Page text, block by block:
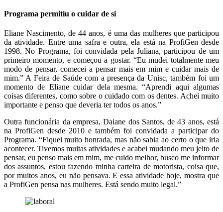
Programa permitiu o cuidar de si
Eliane Nascimento, de 44 anos, é uma das mulheres que participou
da atividade. Entre uma safra e outra, ela está na ProfiGen desde
1998. No Programa, foi convidada pela Juliana, participou de um
primeiro momento, e começou a gostar. “Eu mudei totalmente meu
modo de pensar, comecei a pensar mais em mim e cuidar mais de
mim.” A Feira de Saúde com a presença da Unisc, também foi um
momento de Eliane cuidar dela mesma. “Aprendi aqui algumas
coisas diferentes, como sobre o cuidado com os dentes. Achei muito
importante e penso que deveria ter todos os anos.”
Outra funcionária da empresa, Daiane dos Santos, de 43 anos, está
na ProfiGen desde 2010 e também foi convidada a participar do
Programa. “Fiquei muito honrada, mas não sabia ao certo o que iria
acontecer. Tivemos muitas atividades e acabei mudando meu jeito de
pensar, eu penso mais em mim, me cuido melhor, busco me informar
dos assuntos, estou fazendo minha carteira de motorista, coisa que,
por muitos anos, eu não pensava. E essa atividade hoje, mostra que
a ProfiGen pensa nas mulheres. Está sendo muito legal.”